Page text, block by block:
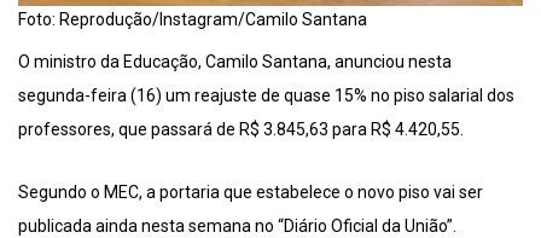
Foto: Reprodução/Instagram/Camilo Santana
O ministro da Educação, Camilo Santana, anunciou nesta
segunda-feira (16) um reajuste de quase 15% no piso salarial dos
professores, que passará de R$ 3.845,63 para R$ 4.420,55.
Segundo o MEC, a portaria que estabelece o novo piso vai ser
publicada ainda nesta semana no “Diário Oficial da União”.